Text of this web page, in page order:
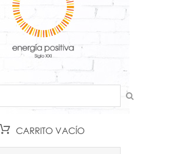
CARRITO VACÍO